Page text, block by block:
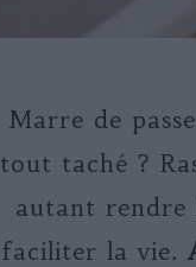
Marre de
tout taché ?
autant rendre
faciliter la vie.